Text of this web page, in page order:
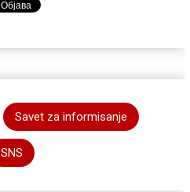
Savet za informisanje
SNS